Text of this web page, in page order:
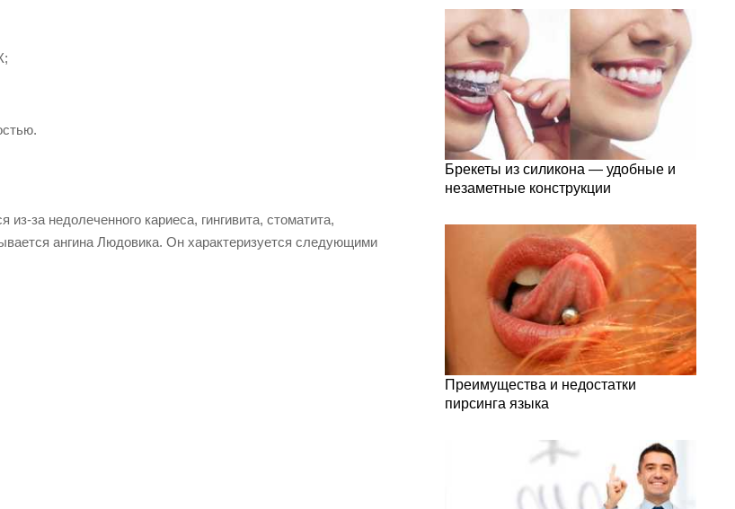
за недолеченного кариеса, гингивита, стоматита,
ангина Людовика. Он характеризуется следующими
Брекеты из силикона — удобные и
незаметные конструкции
Преимущества и недостатки
пирсинга языка